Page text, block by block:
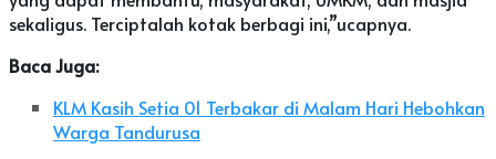
sekaligus. Terciptalah kotak berbagi ini,”ucapnya.
Baca Juga:
KLM Kasih Setia 01 Terbakar di Malam Hari Hebohkan
Warga Tandurusa